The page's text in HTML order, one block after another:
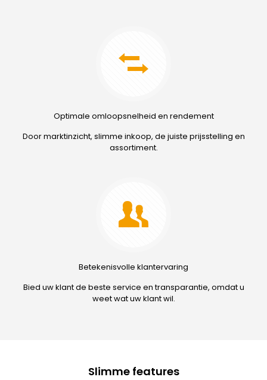
Optimale omloopsnelheid en rendement
Door marktinzicht, slimme inkoop, de juiste prijsstelling en
assortiment.
Betekenisvolle klantervaring
Bied uw klant de beste service en transparantie, omdat u
weet wat uw klant wil.
Slimme features